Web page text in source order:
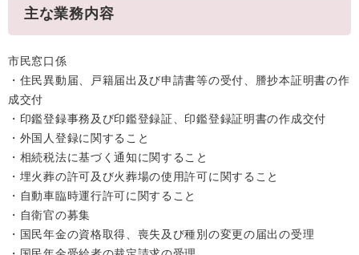
主な業務内容
市民窓口係
・住民異動届、戸籍届出及び申請書等の受付、謄抄本証明書の作
成交付
・印鑑登録事務及び印鑑登録証、印鑑登録証明書の作成交付
・外国人登録に関すること
・相続税法に基づく通知に関すること
・埋火葬の許可及び火葬場の使用許可に関すること
・自動車臨時運行許可に関すること
・自衛官の募集
・国民年金の資格取得、喪失及び種別の変更の届出の受理